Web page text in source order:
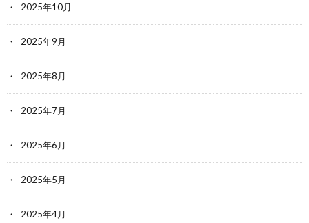
2025年10月
2025年9月
2025年8月
2025年7月
2025年6月
2025年5月
2025年4月